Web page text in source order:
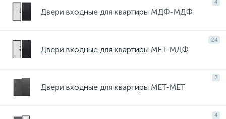
4
Двери входные для квартиры МДФ-МДФ
24
Двери входные для квартиры МЕТ-МДФ
7
Двери входные для квартиры МЕТ-МЕТ
4